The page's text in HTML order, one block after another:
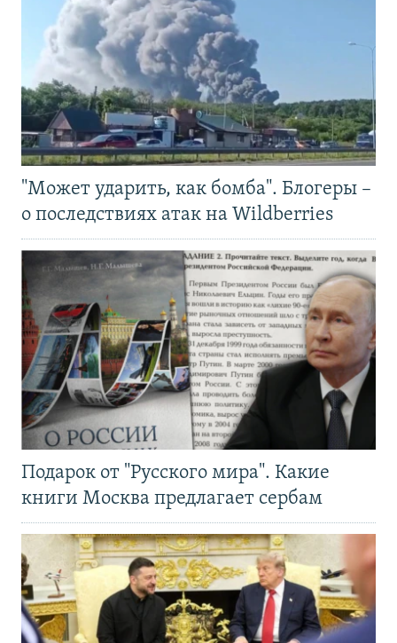
"Может ударить, как бомба". Блогеры –
о последствиях атак на Wildberries
Подарок от "Русского мира". Какие
книги Москва предлагает сербам